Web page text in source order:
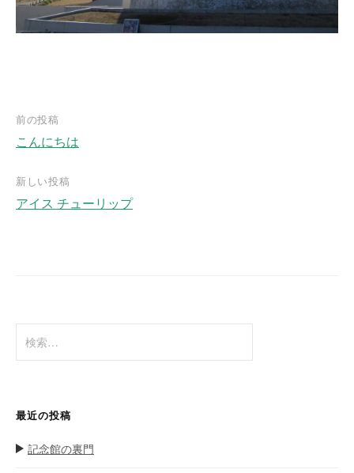
稿
ナ
ョ
ン
前の投稿
こんにちは
新しい投稿
アイス チューリップ
索
最近の投稿
記念館の裏門